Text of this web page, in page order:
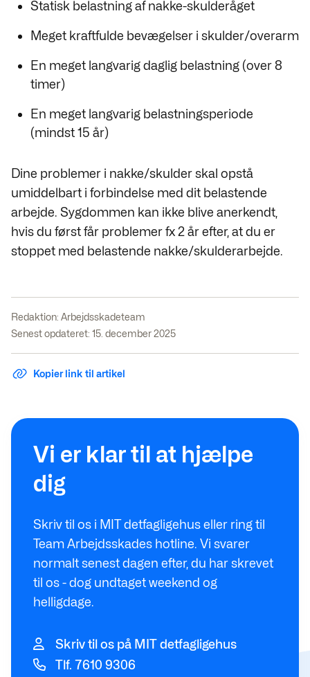
Statisk belastning af nakke-skulderåget
Meget kraftfulde bevægelser i skulder/overarm
En meget langvarig daglig belastning (over 8
timer)
En meget langvarig belastningsperiode
(mindst 15 år)
Dine problemer i nakke/skulder skal opstå
umiddelbart i forbindelse med dit belastende
arbejde. Sygdommen kan ikke blive anerkendt,
hvis du først får problemer fx 2 år efter, at du er
stoppet med belastende nakke/skulderarbejde.
Redaktion: Arbejdsskadeteam
Senest opdateret: 15. december 2025
Kopier link til artikel
Vi er klar til at hjælpe
dig
Skriv til os i MIT detfagligehus eller ring til
Team Arbejdsskades hotline. Vi svarer
normalt senest dagen efter, du har skrevet
til os - dog undtaget weekend og
helligdage.
Skriv til os på MIT detfagligehus
Tlf. 7610 9306